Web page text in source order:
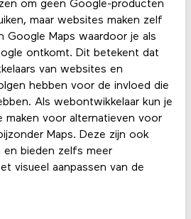
om geen Google-producten
maar websites maken zelf
Google Maps waardoor je als
ontkomt. Dit betekent dat
van websites en
hebben voor de invloed die
Als webontwikkelaar kun je
maken voor alternatieven voor
Maps. Deze zijn ook
en bieden zelfs meer
visueel aanpassen van de